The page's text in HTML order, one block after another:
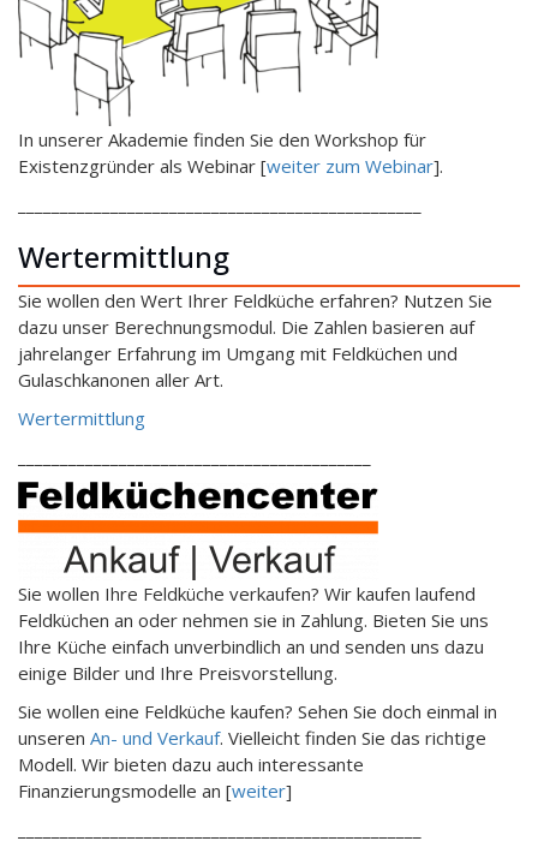
In unserer Akademie finden Sie den Workshop für
Existenzgründer als Webinar [weiter zum Webinar].
Wertermittlung
Sie wollen den Wert Ihrer Feldküche erfahren? Nutzen Sie
dazu unser Berechnungsmodul. Die Zahlen basieren auf
jahrelanger Erfahrung im Umgang mit Feldküchen und
Gulaschkanonen aller Art.
Wertermittlung
Sie wollen Ihre Feldküche verkaufen? Wir kaufen laufend
Feldküchen an oder nehmen sie in Zahlung. Bieten Sie uns
Ihre Küche einfach unverbindlich an und senden uns dazu
einige Bilder und Ihre Preisvorstellung.
Sie wollen eine Feldküche kaufen? Sehen Sie doch einmal in
unseren An- und Verkauf. Vielleicht finden Sie das richtige
Modell. Wir bieten dazu auch interessante
Finanzierungsmodelle an [weiter]